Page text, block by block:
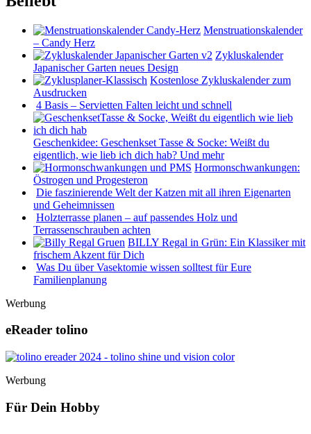
Menstruationskalender
– Candy Herz
Zykluskalender
Japanischer Garten neues Design
Kostenlose Zykluskalender zum
Ausdrucken
4 Basis – Servietten Falten leicht und schnell
Geschenkidee: Geschenkset Tasse & Socke: Weißt du
eigentlich, wie lieb ich dich hab? Und mehr
Hormonschwankungen:
Östrogen und Progesteron
Die faszinierende Welt der Katzen mit all ihren Eigenarten
und Geheimnissen
Holzterrasse planen – auf passendes Holz und
Terrassenschrauben achten
BILLY Regal in Grün: Ein Klassiker mit
frischem Akzent für Dich
Was Du über Vasektomie wissen solltest für Eure
Familienplanung
Werbung
eReader tolino
Werbung
Für Dein Hobby